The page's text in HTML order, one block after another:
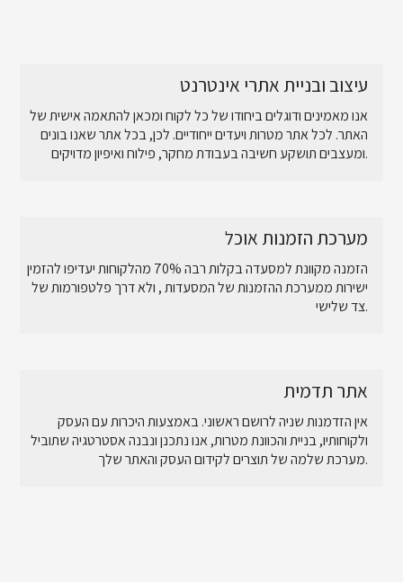
עיצוב ובניית אתרי אינטרנט
אנו מאמינים ודוגלים ביחודו של כל לקוח ומכאן להתאמה אישית של
האתר. לכל אתר מטרות ויעדים ייחודיים. לכן, בכל אתר שאנו בונים
ומעצבים תושקע חשיבה בעבודת מחקר, פילוח ואיפיון מדויקים.
מערכת הזמנות אוכל
הזמנה מקוונת למסעדה בקלות רבה 70% מהלקוחות יעדיפו להזמין
ישירות ממערכת ההזמנות של המסעדות , ולא דרך פלטפורמות של
צד שלישי.
אתר תדמית
אין הזדמנות שניה לרושם ראשוני. באמצעות היכרות עם העסק
ולקוחותיו, בניית והכוונת מטרות, אנו נתכנן ונבנה אסטרטגיה שתוביל
מערכת שלמה של תוצרים לקידום העסק והאתר שלך.